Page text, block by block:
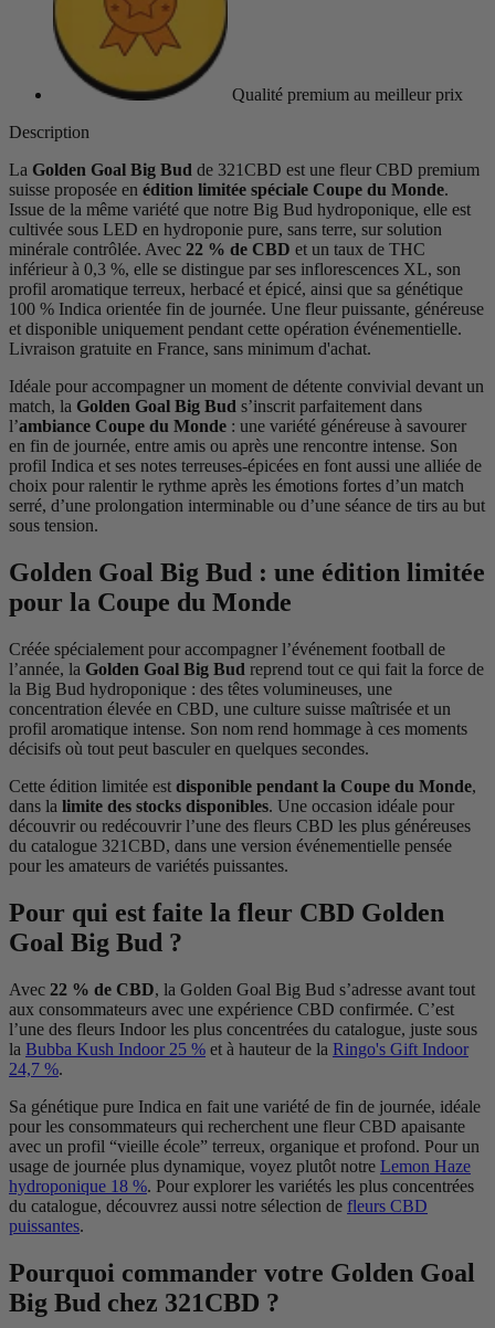
Qualité premium au meilleur prix
Description
La Golden Goal Big Bud de 321CBD est une fleur CBD premium
suisse proposée en édition limitée spéciale Coupe du Monde.
Issue de la même variété que notre Big Bud hydroponique, elle est
cultivée sous LED en hydroponie pure, sans terre, sur solution
minérale contrôlée. Avec 22 % de CBD et un taux de THC
inférieur à 0,3 %, elle se distingue par ses inflorescences XL, son
profil aromatique terreux, herbacé et épicé, ainsi que sa génétique
100 % Indica orientée fin de journée. Une fleur puissante, généreuse
et disponible uniquement pendant cette opération événementielle.
Livraison gratuite en France, sans minimum d'achat.
Idéale pour accompagner un moment de détente convivial devant un
match, la Golden Goal Big Bud s’inscrit parfaitement dans
l’ambiance Coupe du Monde : une variété généreuse à savourer
en fin de journée, entre amis ou après une rencontre intense. Son
profil Indica et ses notes terreuses-épicées en font aussi une alliée de
choix pour ralentir le rythme après les émotions fortes d’un match
serré, d’une prolongation interminable ou d’une séance de tirs au but
sous tension.
Golden Goal Big Bud : une édition limitée
pour la Coupe du Monde
Créée spécialement pour accompagner l’événement football de
l’année, la Golden Goal Big Bud reprend tout ce qui fait la force de
la Big Bud hydroponique : des têtes volumineuses, une
concentration élevée en CBD, une culture suisse maîtrisée et un
profil aromatique intense. Son nom rend hommage à ces moments
décisifs où tout peut basculer en quelques secondes.
Cette édition limitée est disponible pendant la Coupe du Monde,
dans la limite des stocks disponibles. Une occasion idéale pour
découvrir ou redécouvrir l’une des fleurs CBD les plus généreuses
du catalogue 321CBD, dans une version événementielle pensée
pour les amateurs de variétés puissantes.
Pour qui est faite la fleur CBD Golden
Goal Big Bud ?
Avec 22 % de CBD, la Golden Goal Big Bud s’adresse avant tout
aux consommateurs avec une expérience CBD confirmée. C’est
l’une des fleurs Indoor les plus concentrées du catalogue, juste sous
la Bubba Kush Indoor 25 % et à hauteur de la Ringo's Gift Indoor
24,7 %.
Sa génétique pure Indica en fait une variété de fin de journée, idéale
pour les consommateurs qui recherchent une fleur CBD apaisante
avec un profil “vieille école” terreux, organique et profond. Pour un
usage de journée plus dynamique, voyez plutôt notre Lemon Haze
hydroponique 18 %. Pour explorer les variétés les plus concentrées
du catalogue, découvrez aussi notre sélection de fleurs CBD
puissantes.
Pourquoi commander votre Golden Goal
Big Bud chez 321CBD ?